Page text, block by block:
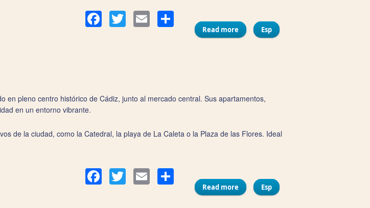
FacebookTwitter Email Compartir
Read more about Souvenir Columela
Esp
en pleno centro histórico de Cádiz, junto al mercado central. Sus apartamentos,
en un entorno vibrante.
de la ciudad, como la Catedral, la playa de La Caleta o la Plaza de las Flores. Ideal
FacebookTwitter Email Compartir
Read more about La Posada del Mercado
Esp